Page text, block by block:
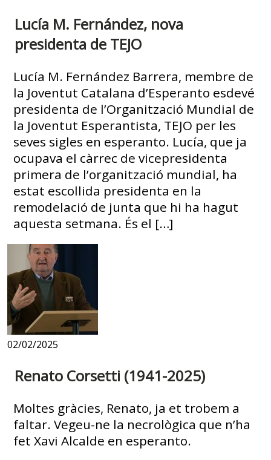
Lucía M. Fernández, nova
presidenta de TEJO
Lucía M. Fernández Barrera, membre de
la Joventut Catalana d’Esperanto esdevé
presidenta de l’Organització Mundial de
la Joventut Esperantista, TEJO per les
seves sigles en esperanto. Lucía, que ja
ocupava el càrrec de vicepresidenta
primera de l’organització mundial, ha
estat escollida presidenta en la
remodelació de junta que hi ha hagut
aquesta setmana. És el […]
02/02/2025
Renato Corsetti (1941-2025)
Moltes gràcies, Renato, ja et trobem a
faltar. Vegeu-ne la necrològica que n’ha
fet Xavi Alcalde en esperanto.